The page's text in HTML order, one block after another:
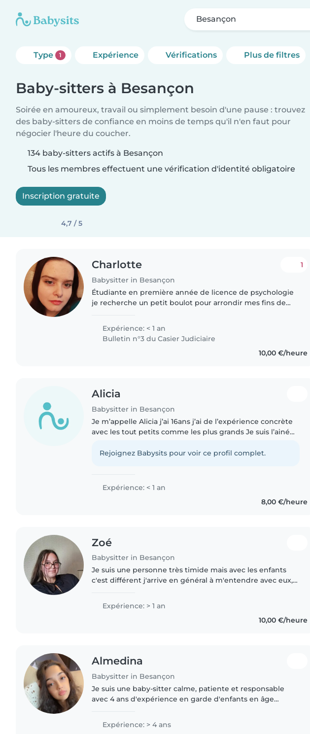
Besançon
Type 1 Expérience Vérifications Plus de filtres
Baby-sitters à Besançon
Soirée en amoureux, travail ou simplement besoin d'une pause : trouvez
des baby-sitters de confiance en moins de temps qu'il n'en faut pour
négocier l'heure du coucher.
134 baby-sitters actifs à Besançon
Tous les membres effectuent une vérification d'identité obligatoire
Inscription gratuite
4,7 / 5
Charlotte
Babysitter in Besançon
1
Étudiante en première année de licence de psychologie
je recherche un petit boulot pour arrondir mes fins de
ça enrichissant..
Expérience: < 1 an
Bulletin n°3 du Casier Judiciaire
10,00 €/heure
Alicia
Babysitter in Besançon
Je m’appelle Alicia j’ai 16ans j’ai de l’expérience concrète
avec les tout petits comme les plus grands Je suis l’ainé
Rejoignez Babysits pour voir ce profil complet.
Expérience: < 1 an
8,00 €/heure
Zoé
Babysitter in Besançon
Je suis une personne très timide mais avec les enfants
c'est différent j'arrive en général à m'entendre avec eux,
coloriage..)..
Expérience: > 1 an
10,00 €/heure
Almedina
Babysitter in Besançon
Je suis une baby-sitter calme, patiente et responsable
avec 4 ans d'expérience en garde d'enfants en âge
turc. Je suis certifiée..
Expérience: > 4 ans